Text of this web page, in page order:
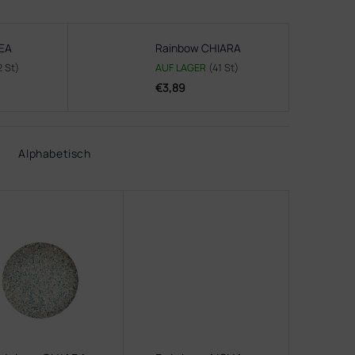
St)
Rainbow CHIARA
AUF LAGER (41 St)
€3,89
Alphabetisch